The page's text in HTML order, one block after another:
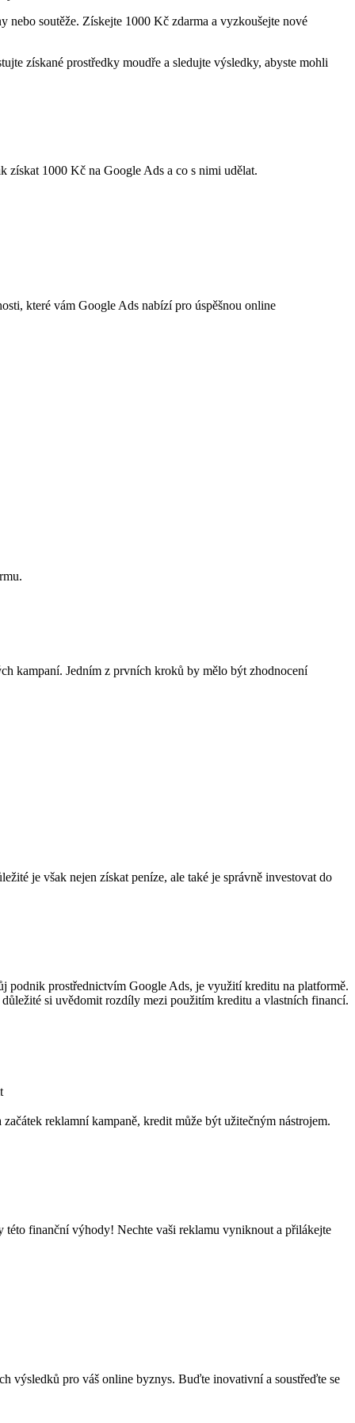
soutěže. Získejte 1000 Kč zdarma a vyzkoušejte nové
získané prostředky moudře a sledujte výsledky, abyste mohli
získat 1000 Kč na Google Ads a co s nimi udělat.
které vám Google Ads nabízí pro úspěšnou online
kampaní. Jedním z prvních kroků by mělo být zhodnocení
je však nejen získat peníze, ale také je správně investovat do
podnik prostřednictvím Google Ads, je využití kreditu na platformě.
si uvědomit rozdíly mezi použitím kreditu a vlastních financí.
reklamní kampaně, kredit může být užitečným nástrojem.
finanční výhody! Nechte vaši reklamu vyniknout a přilákejte
výsledků pro váš online byznys. Buďte inovativní a soustřeďte se